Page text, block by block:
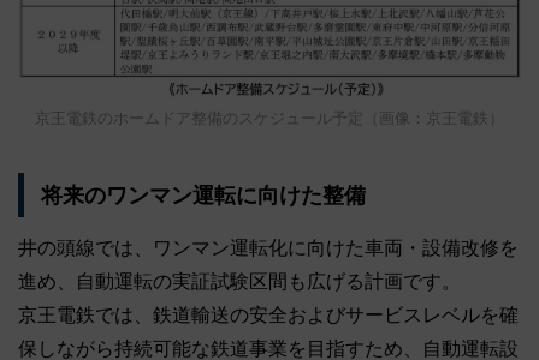
京王電鉄のホームドア整備のスケジュール予定（画像：京王電鉄）
将来のワンマン運転に向けた整備
井の頭線では、ワンマン運転化に向けた車両・設備改修を
進め、自動運転の実証試験区間も広げる計画です。
京王電鉄では、鉄道輸送の安全およびサービスレベルを確
保しながら持続可能な鉄道事業を目指すため、自動運転設